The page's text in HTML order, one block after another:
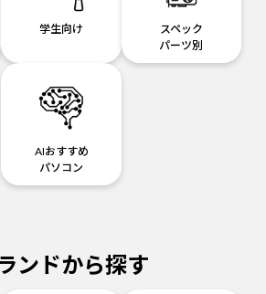
学生向け
スペック
パーツ別
AIおすすめ
パソコン
ンドから探す